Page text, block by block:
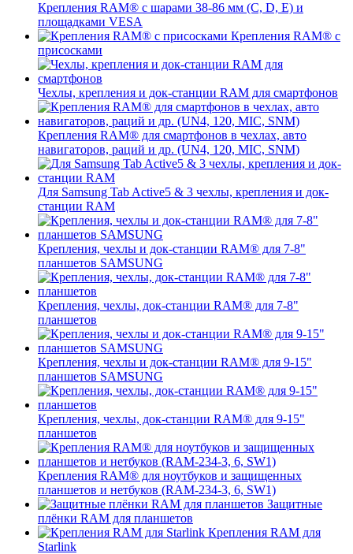
Крепления RAM® с шарами 38-86 мм (C, D, E) и
площадками VESA
Крепления RAM® с
присосками
Чехлы, крепления и док-станции RAM для смартфонов
Крепления RAM® для смартфонов в чехлах, авто
навигаторов, раций и др. (UN4, 120, MIC, SNM)
Для Samsung Tab Active5 & 3 чехлы, крепления и док-
станции RAM
Крепления, чехлы и док-станции RAM® для 7-8"
планшетов SAMSUNG
Крепления, чехлы, док-станции RAM® для 7-8"
планшетов
Крепления, чехлы и док-станции RAM® для 9-15"
планшетов SAMSUNG
Крепления, чехлы, док-станции RAM® для 9-15"
планшетов
Крепления RAM® для ноутбуков и защищенных
планшетов и нетбуков (RAM-234-3, 6, SW1)
Защитные
плёнки RAM для планшетов
Крепления RAM для
Starlink